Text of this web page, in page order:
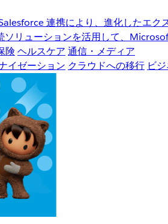
連携により、進化したエク
ソリューションを活用して、
険 ヘルスケア 通信・メディア
イゼーション クラウドへの移行 ビ